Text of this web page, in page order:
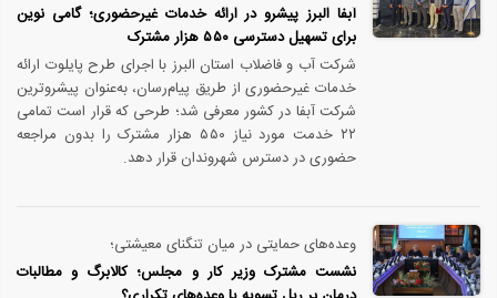
آبفا البرز پیشرو در ارائه خدمات غیرحضوری؛ گامی نوین
برای تسهیل دسترسی ۵۵۰ هزار مشترک
شرکت آب و فاضلاب استان البرز با اجرای طرح پایلوت ارائه
خدمات غیرحضوری از طریق پیام‌رسان‌، به‌عنوان پیشروترین
شرکت آبفا در کشور معرفی شد؛ طرحی که قرار است تمامی
۲۲ خدمت مورد نیاز ۵۵۰ هزار مشترک را بدون مراجعه
حضوری در دسترس شهروندان قرار دهد.
وعده‌های حمایتی در میان تنگنای معیشتی؛
نشست مشترک وزیر کار و مجلس؛ کالابرگ و مطالبات